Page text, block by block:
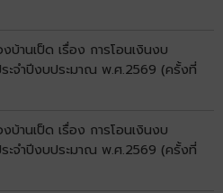
งบ้านเป็ด เรื่อง การโอนเงินงบ
ะจำปีงบประมาณ พ.ศ.2569 (ครั้งที่
งบ้านเป็ด เรื่อง การโอนเงินงบ
ะจำปีงบประมาณ พ.ศ.2569 (ครั้งที่